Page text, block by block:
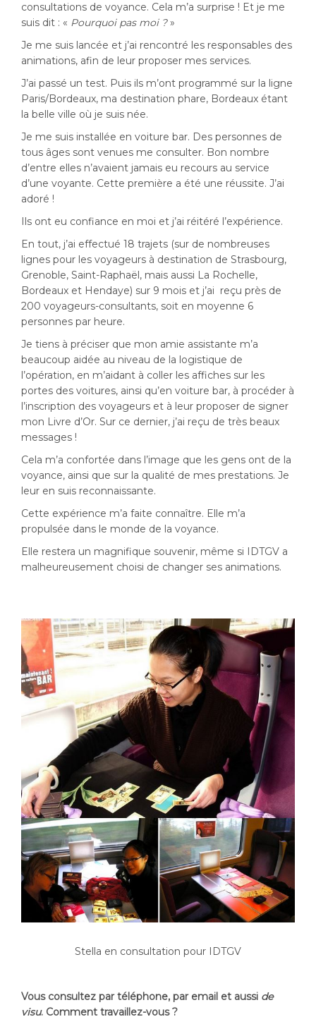
consultations de voyance. Cela m’a surprise ! Et je me
suis dit : « Pourquoi pas moi ?»
Je me suis lancée et j’ai rencontré les responsables des
animations, afin de leur proposer mes services.
J’ai passé un test. Puis ils m’ont programmé sur la ligne
Paris/Bordeaux, ma destination phare, Bordeaux étant
la belle ville où je suis née.
Je me suis installée en voiture bar. Des personnes de
tous âges sont venues me consulter. Bon nombre
d’entre elles n’avaient jamais eu recours au service
d’une voyante. Cette première a été une réussite. J’ai
adoré !
Ils ont eu confiance en moi et j’ai réitéré l’expérience.
En tout, j’ai effectué 18 trajets (sur de nombreuses
lignes pour les voyageurs à destination de Strasbourg,
Grenoble, Saint-Raphaël, mais aussi La Rochelle,
Bordeaux et Hendaye) sur 9 mois et j’ai reçu près de
200 voyageurs-consultants, soit en moyenne 6
personnes par heure.
Je tiens à préciser que mon amie assistante m’a
beaucoup aidée au niveau de la logistique de
l’opération, en m’aidant à coller les affiches sur les
portes des voitures, ainsi qu’en voiture bar, à procéder à
l’inscription des voyageurs et à leur proposer de signer
mon Livre d’Or. Sur ce dernier, j’ai reçu de très beaux
messages !
Cela m’a confortée dans l’image que les gens ont de la
voyance, ainsi que sur la qualité de mes prestations. Je
leur en suis reconnaissante.
Cette expérience m’a faite connaître. Elle m’a
propulsée dans le monde de la voyance.
Elle restera un magnifique souvenir, même si IDTGV a
malheureusement choisi de changer ses animations.
Stella en consultation pour IDTGV
Vous consultez par téléphone, par email et aussi de
visu. Comment travaillez-vous ?